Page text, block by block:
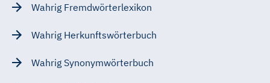
Wahrig Fremdwörterlexikon
Wahrig Herkunftswörterbuch
Wahrig Synonymwörterbuch